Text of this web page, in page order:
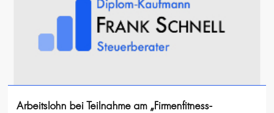
Arbeitslohn bei Teilnahme am „Firmenfitness-